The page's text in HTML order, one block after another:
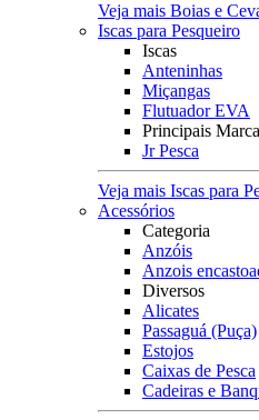
Veja mais Boias e
Iscas para Pesqueiro
Iscas
Anteninhas
Miçangas
Flutuador EVA
Principais
Jr Pesca
Veja mais Iscas para
Acessórios
Categoria
Anzóis
Anzois
Diversos
Alicates
Passaguá (Puça)
Estojos
Caixas de Pesca
Cadeiras e